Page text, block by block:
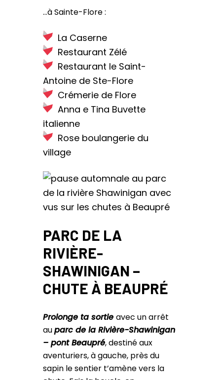
…à Sainte-Flore :
La Caserne
Restaurant Zélé
Restaurant le Saint-
Antoine de Ste-Flore
Crémerie de Flore
Anna e Tina Buvette
italienne
Rose boulangerie du
village
PARC DE LA
RIVIÈRE-
SHAWINIGAN –
CHUTE À BEAUPRÉ
Prolonge ta sortie avec un arrêt
auparc de la Rivière-Shawinigan
– pont Beaupré, destiné aux
aventuriers, à gauche, près du
sapin le sentier t’amène vers la